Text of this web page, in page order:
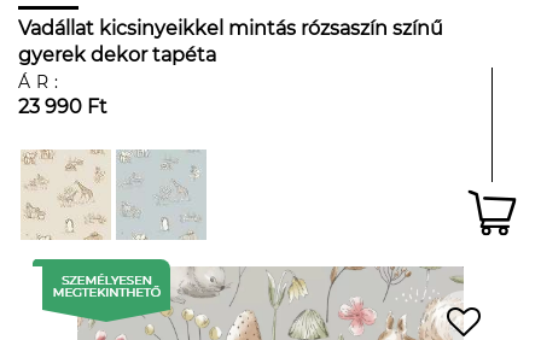
Vadállat kicsinyeikkel mintás rózsaszín színű
gyerek dekor tapéta
ÁR:
23 990 Ft